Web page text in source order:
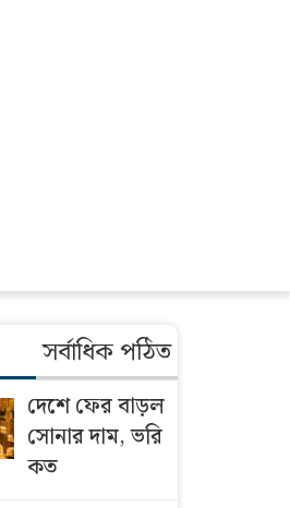
সর্বাধিক পঠিত
দেশে ফের বাড়ল
সোনার দাম, ভরি
কত